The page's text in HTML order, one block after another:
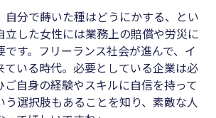
自分で蒔いた種はどうにかする、とい
立した女性には業務上の賠償や労災に
す。フリーランス社会が進んで、イ
ている時代。必要としている企業は必
自身の経験やスキルに自信を持って
う選択肢もあることを知り、素敵な人